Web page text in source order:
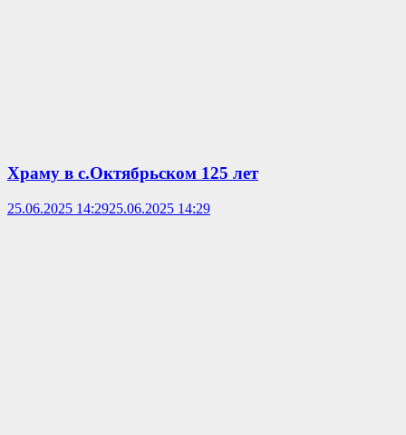
Храму в с.Октябрьском 125 лет
25.06.2025 14:2925.06.2025 14:29